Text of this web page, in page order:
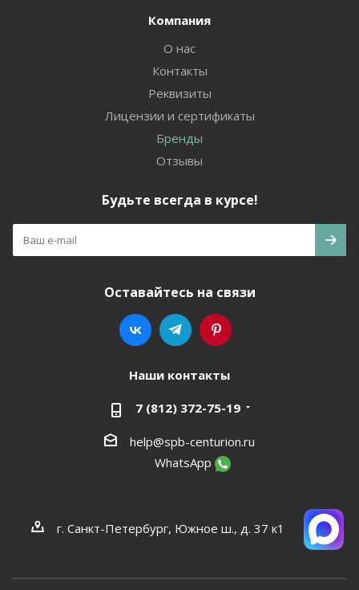
Компания
О нас
Контакты
Реквизиты
Лицензии и сертификаты
Бренды
Отзывы
Будьте всегда в курсе!
Оставайтесь на связи
Наши контакты
7 (812) 372-75-19
help@spb-centurion.ru
WhatsApp
г. Санкт-Петербург, Южное ш., д. 37 к1